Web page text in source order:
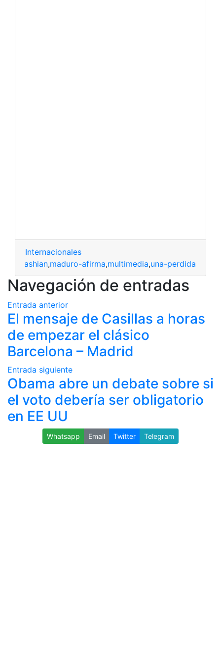
Internacionales
kardashian,maduro-afirma,multimedia,una-perdida
Navegación de entradas
Entrada anterior
El mensaje de Casillas a horas
de empezar el clásico
Barcelona – Madrid
Entrada siguiente
Obama abre un debate sobre si
el voto debería ser obligatorio
en EE UU
Whatsapp Email Twitter Telegram